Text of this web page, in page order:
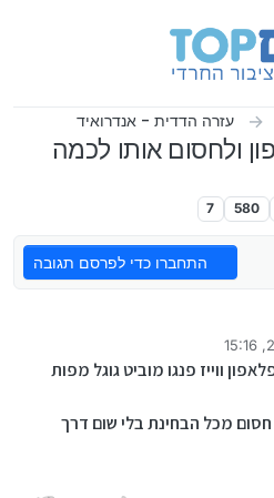
עזרה הדדית - אנדרואיד
ולחסום אותו לכמה
580
7
התחברו כדי לפרסם תגובה
ווייז פנגו מוביט גוגל מפות
מכל הבחינת בלי שום דרך